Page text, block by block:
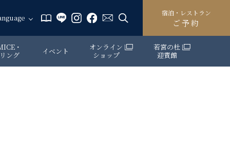
宿泊・レストラン
ご予約
・
ング
イベント
オンライン
ショップ
若宮の杜
迎賓館